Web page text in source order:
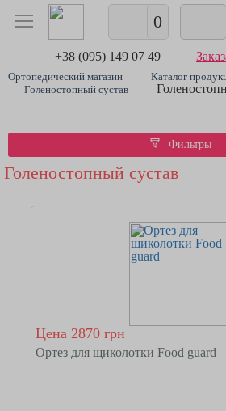
0
+38 (095) 149 07 49
Ортопедический магазин
Каталог
Голеностопный сустав
Фильтры
Голеностопный сустав
Цена 2870 грн
Ортез для щиколотки Food guard